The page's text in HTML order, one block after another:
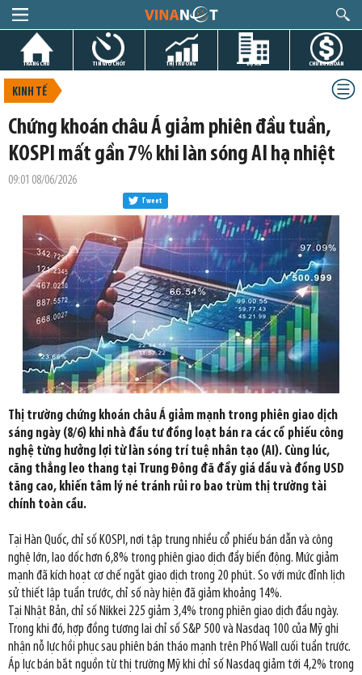
TRANG CHỦ TIN GIỜ CHÓT THỊ TRƯỜNG DỰ ÁN CHỨNG KHOÁN
KINH TẾ
Chứng khoán châu Á giảm phiên đầu tuần,
KOSPI mất gần 7% khi làn sóng AI hạ nhiệt
09:01 08/06/2026
Tweet
Thị trường chứng khoán châu Á giảm mạnh trong phiên giao dịch
sáng ngày (8/6) khi nhà đầu tư đồng loạt bán ra các cổ phiếu công
nghệ từng hưởng lợi từ làn sóng trí tuệ nhân tạo (AI). Cùng lúc,
căng thẳng leo thang tại Trung Đông đã đẩy giá dầu và đồng USD
tăng cao, khiến tâm lý né tránh rủi ro bao trùm thị trường tài
chính toàn cầu.
Tại Hàn Quốc, chỉ số KOSPI, nơi tập trung nhiều cổ phiếu bán dẫn và công
nghệ lớn, lao dốc hơn 6,8% trong phiên giao dịch đầy biến động. Mức giảm
mạnh đã kích hoạt cơ chế ngắt giao dịch trong 20 phút. So với mức đỉnh lịch
sử thiết lập tuần trước, chỉ số này hiện đã giảm khoảng 14%.
Tại Nhật Bản, chỉ số Nikkei 225 giảm 3,4% trong phiên giao dịch đầu ngày.
Trong khi đó, hợp đồng tương lai chỉ số S&P 500 và Nasdaq 100 của Mỹ ghi
nhận nỗ lực hồi phục sau phiên bán tháo mạnh trên Phố Wall cuối tuần trước.
Áp lực bán bắt nguồn từ thị trường Mỹ khi chỉ số Nasdaq giảm tới 4,2% trong